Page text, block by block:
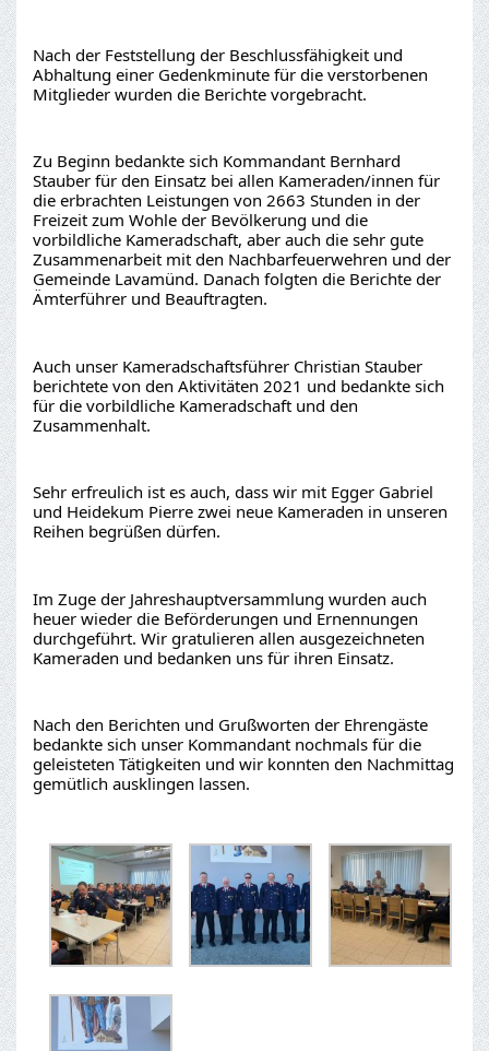
Nach der Feststellung der Beschlussfähigkeit und
Abhaltung einer Gedenkminute für die verstorbenen
Mitglieder wurden die Berichte vorgebracht.
Zu Beginn bedankte sich Kommandant Bernhard
Stauber für den Einsatz bei allen Kameraden/innen für
die erbrachten Leistungen von 2663 Stunden in der
Freizeit zum Wohle der Bevölkerung und die
vorbildliche Kameradschaft, aber auch die sehr gute
Zusammenarbeit mit den Nachbarfeuerwehren und der
Gemeinde Lavamünd. Danach folgten die Berichte der
Ämterführer und Beauftragten.
Auch unser Kameradschaftsführer Christian Stauber
berichtete von den Aktivitäten 2021 und bedankte sich
für die vorbildliche Kameradschaft und den
Zusammenhalt.
Sehr erfreulich ist es auch, dass wir mit Egger Gabriel
und Heidekum Pierre zwei neue Kameraden in unseren
Reihen begrüßen dürfen.
Im Zuge der Jahreshauptversammlung wurden auch
heuer wieder die Beförderungen und Ernennungen
durchgeführt. Wir gratulieren allen ausgezeichneten
Kameraden und bedanken uns für ihren Einsatz.
Nach den Berichten und Grußworten der Ehrengäste
bedankte sich unser Kommandant nochmals für die
geleisteten Tätigkeiten und wir konnten den Nachmittag
gemütlich ausklingen lassen.